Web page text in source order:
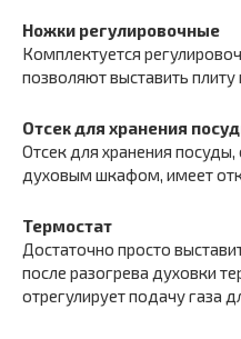
Ножки регулировочные
Комплектуется
позволяют выставить
Отсек для хранения
Отсек для хранения
духовым шкафом, имеет
Термостат
Достаточно просто
после разогрева духовки
отрегулирует подачу газа